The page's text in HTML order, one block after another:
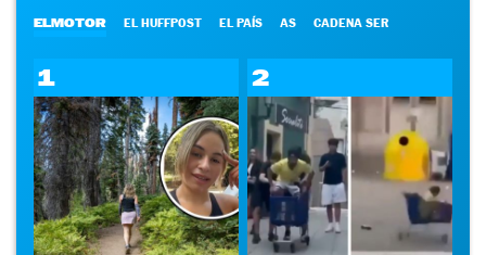
ELMOTOR EL HUFFPOST EL PAÍS AS CADENA SER
1 2